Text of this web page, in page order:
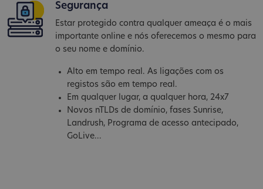
Segurança
Estar protegido contra qualquer ameaça é o mais
importante online e nós oferecemos o mesmo para
o seu nome e domínio.
Alto em tempo real. As ligações com os
registos são em tempo real.
Em qualquer lugar, a qualquer hora, 24x7
Novos nTLDs de domínio, fases Sunrise,
Landrush, Programa de acesso antecipado,
GoLive...